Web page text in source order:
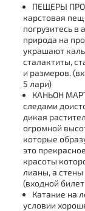
ПЕЩЕРЫ
карстовая
погрузитесь в
природа на
украшают
сталактиты,
и размеров.
5 лари)
КАНЬОН
следами
дикая
огромной
которые
это
красоты
лианы, а
(входной
Катание на
условии